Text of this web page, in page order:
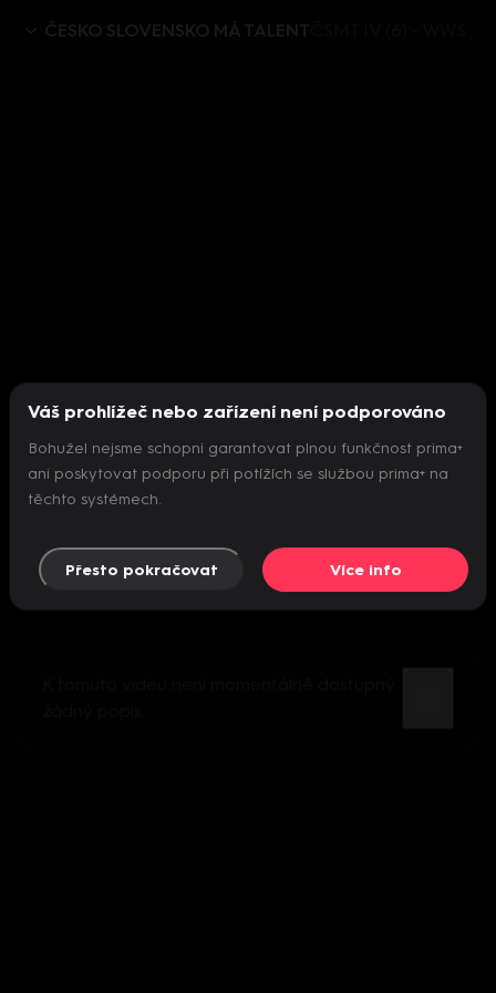
ČESKO SLOVENSKO MÁ TALENT
Nepodařilo se inicializovat přehrávač
Váš prohlížeč nebo zařízení není podporováno
Bohužel nejsme schopni garantovat plnou funkčnost prima+
ani poskytovat podporu při potížích se službou prima+ na
těchto systémech.
Přesto pokračovat Více info